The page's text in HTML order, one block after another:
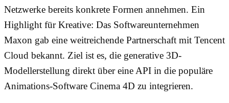
Netzwerke bereits konkrete Formen annehmen. Ein
Highlight für Kreative: Das Softwareunternehmen
Maxon gab eine weitreichende Partnerschaft mit Tencent
Cloud bekannt. Ziel ist es, die generative 3D-
Modellerstellung direkt über eine API in die populäre
Animations-Software Cinema 4D zu integrieren.